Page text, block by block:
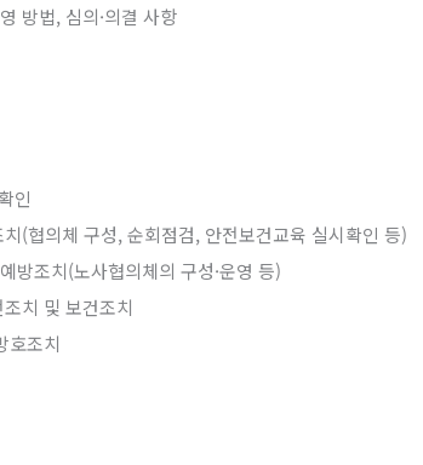
방법, 심의·의결 사항
인
(협의체 구성, 순회점검, 안전보건교육 실시확인 등)
방조치(노사협의체의 구성·운영 등)
치 및 보건조치
호조치